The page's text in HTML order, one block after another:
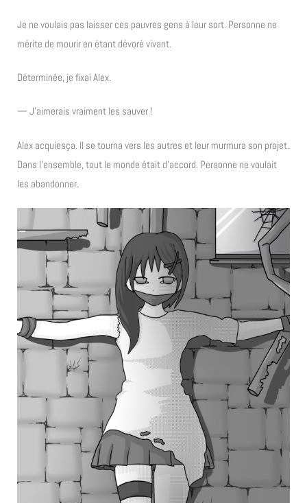
Je ne voulais pas laisser ces pauvres gens à leur sort. Personne ne
mérite de mourir en étant dévoré vivant.
Déterminée, je fixai Alex.
— J’aimerais vraiment les sauver !
Alex acquiesça. Il se tourna vers les autres et leur murmura son projet.
Dans l’ensemble, tout le monde était d’accord. Personne ne voulait
les abandonner.